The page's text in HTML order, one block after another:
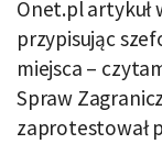
Onet.pl artykuł
przypisując
miejsca –
Spraw
zaprotestował